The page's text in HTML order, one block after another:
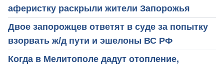
аферистку раскрыли жители Запорожья
Двое запорожцев ответят в суде за попытку
взорвать ж/д пути и эшелоны ВС РФ
Когда в Мелитополе дадут отопление,